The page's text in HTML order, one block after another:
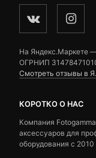
На Яндекс.Маркете
ОГРНИП
Смотреть отзывы в
КОРОТКО О НАС
Компания
аксессуаров для
оборудования с 2010